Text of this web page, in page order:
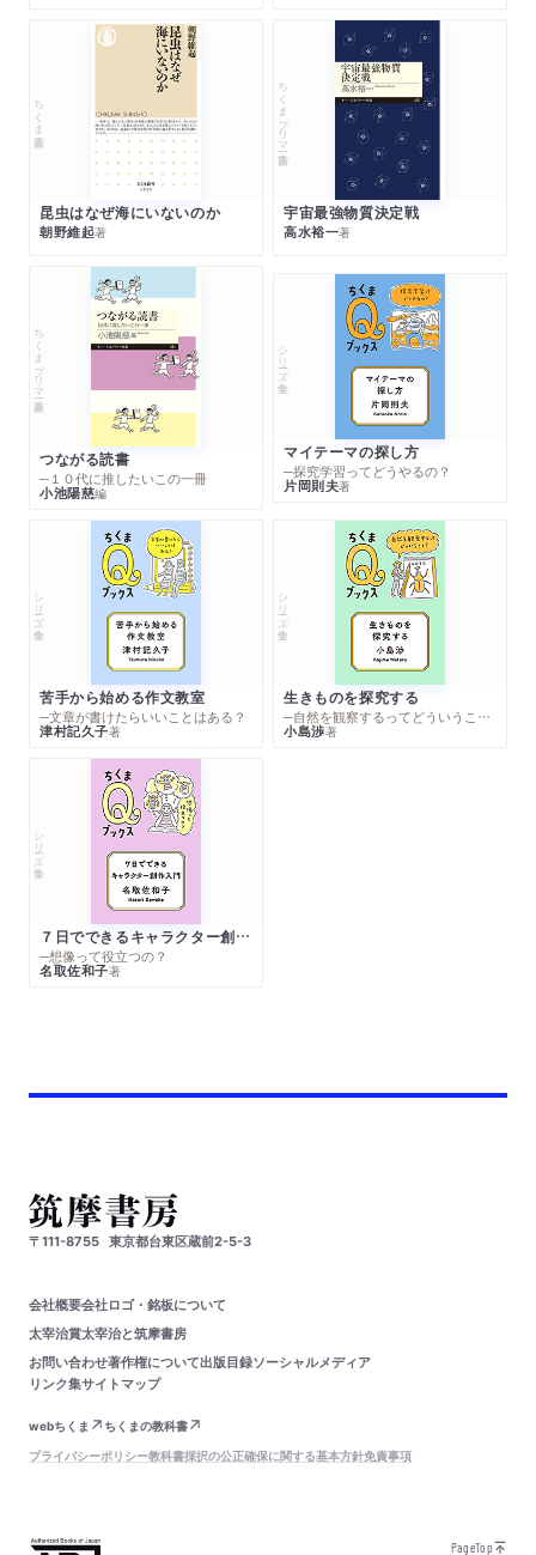
ちくま新書
昆虫はなぜ海にいないのか
朝野維起著
ちくまプリマー新書
宇宙最強物質決定戦
高水裕一著
ちくまプリマー新書
つながる読書
─１０代に推したいこの一冊
小池陽慈編
シリーズ・全集
マイテーマの探し方
─探究学習ってどうやるの？
片岡則夫著
シリーズ・全集
苦手から始める作文教室
─文章が書けたらいいことはある？
津村記久子著
シリーズ・全集
生きものを探究する
─自然を観察するってどういうこと？
小島渉著
シリーズ・全集
７日でできるキャラクター創作入門
─想像って役立つの？
名取佐和子著
〒111-8755 東京都台東区蔵前2-5-3
会社概要会社ロゴ・銘板について
太宰治賞太宰治と筑摩書房
お問い合わせ著作権について出版目録ソーシャルメディア
リンク集サイトマップ
webちくま
ちくまの教科書
プライバシーポリシー教科書採択の公正確保に関する基本方針免責事項
PageTop